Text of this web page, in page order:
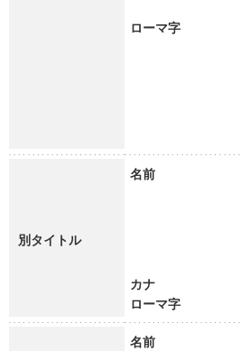
ローマ字
別タイトル
名前
カナ
ローマ字
名前